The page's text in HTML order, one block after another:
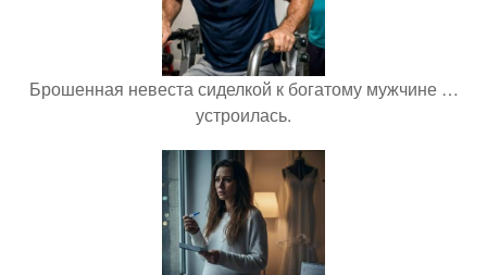
Брошенная невеста сиделкой к богатому мужчине …
устроилась.